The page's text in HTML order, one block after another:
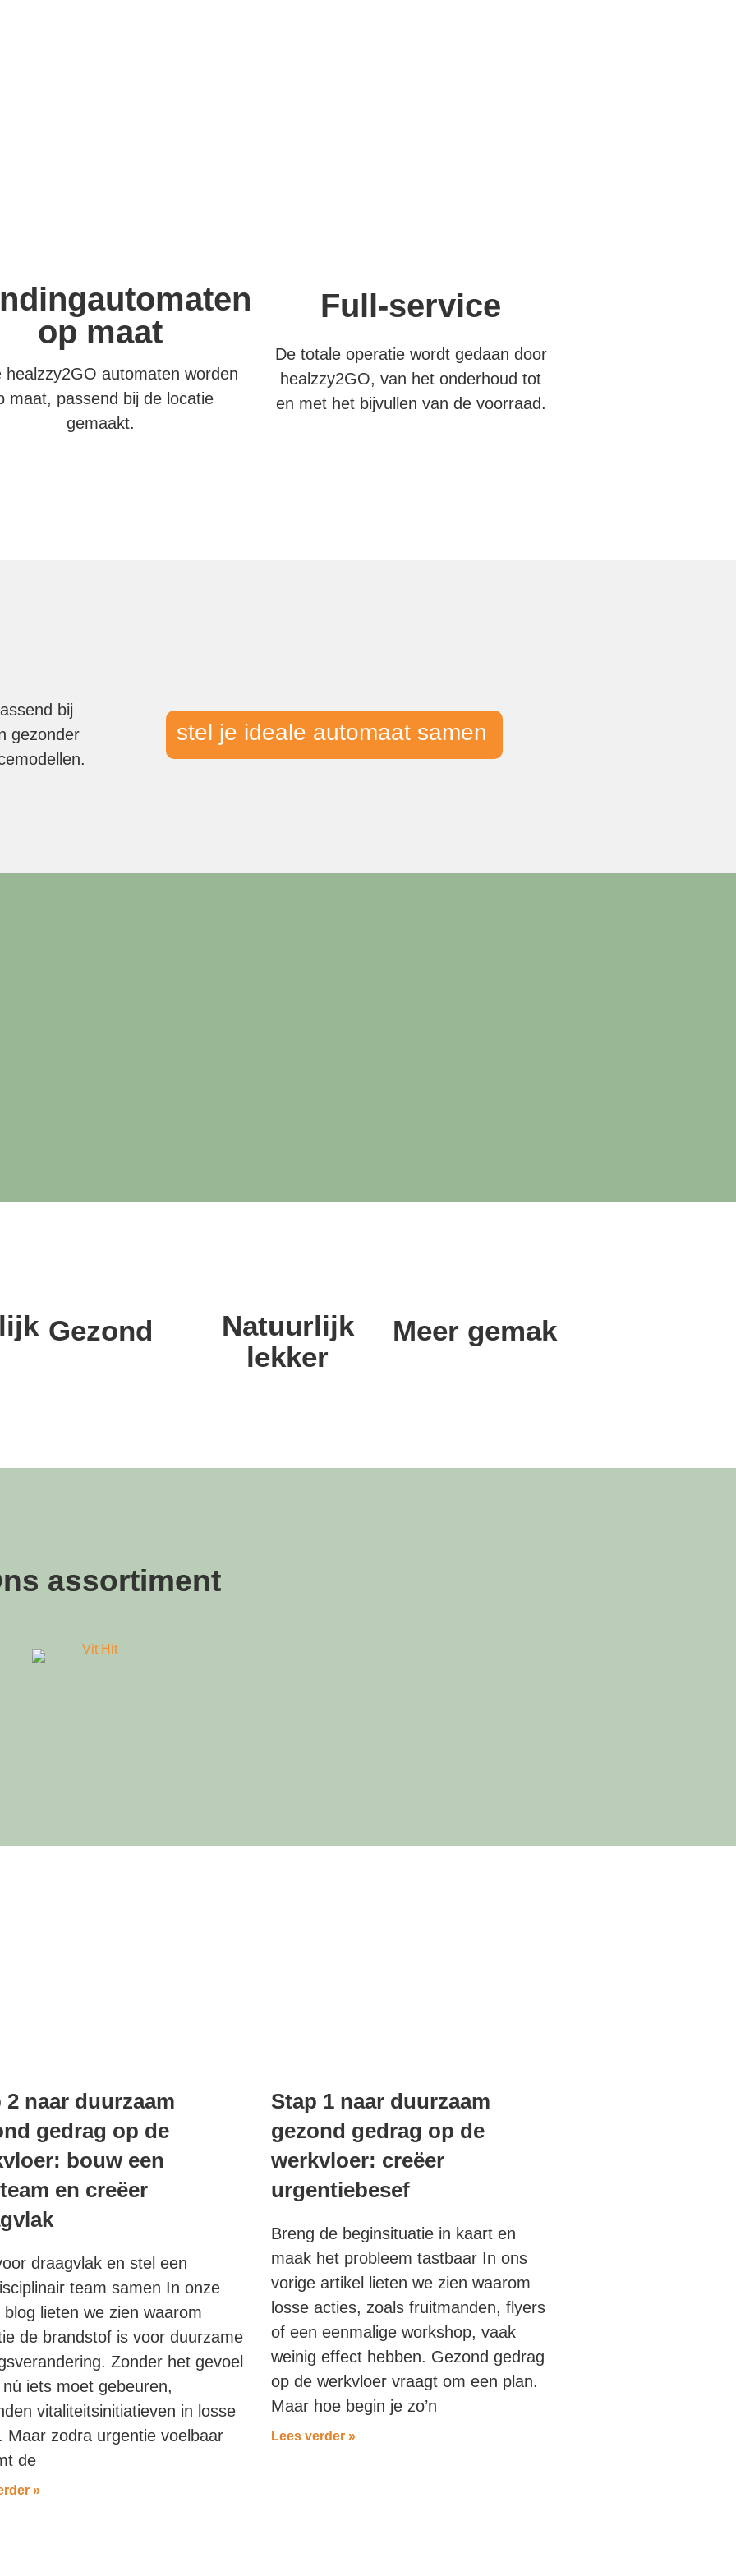
op maat
healzzy2GO automaten worden
maat, passend bij de locatie
gemaakt.
Full-service
De totale operatie wordt gedaan door
healzzy2GO, van het onderhoud tot
en met het bijvullen van de voorraad.
bij
gezonder
stel je ideale automaat samen
Gezond
Natuurlijk
lekker
Meer gemak
assortiment
2 naar duurzaam
gedrag op de
bouw een
en creëer
draagvlak en stel een
team samen In onze
blog lieten we zien waarom
de brandstof is voor duurzame
Zonder het gevoel
iets moet gebeuren,
vitaliteitsinitiatieven in losse
Maar zodra urgentie voelbaar
de
»
Stap 1 naar duurzaam
gezond gedrag op de
werkvloer: creëer
urgentiebesef
Breng de beginsituatie in kaart en
maak het probleem tastbaar In ons
vorige artikel lieten we zien waarom
losse acties, zoals fruitmanden, flyers
of een eenmalige workshop, vaak
weinig effect hebben. Gezond gedrag
op de werkvloer vraagt om een plan.
Maar hoe begin je zo’n
Lees verder »